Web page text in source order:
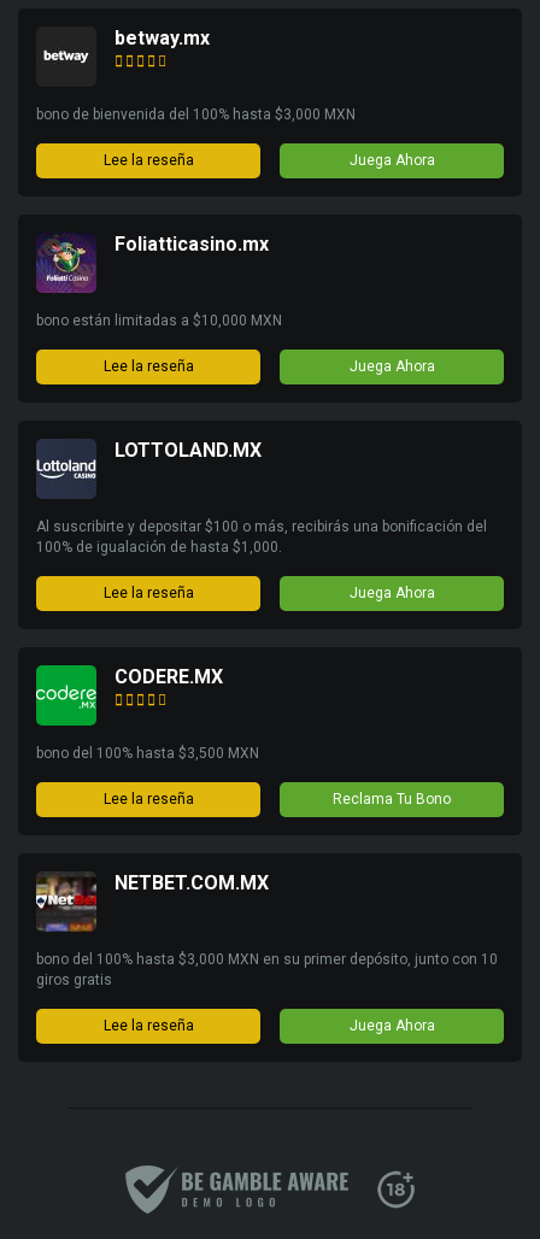
betway.mx
bono de bienvenida del 100% hasta $3,000 MXN
Lee la reseña Juega Ahora
Foliatticasino.mx
bono están limitadas a $10,000 MXN
Lee la reseña Juega Ahora
LOTTOLAND.MX
Al suscribirte y depositar $100 o más, recibirás una bonificación del
100% de igualación de hasta $1,000.
Lee la reseña Juega Ahora
CODERE.MX
bono del 100% hasta $3,500 MXN
Lee la reseña Reclama Tu Bono
NETBET.COM.MX
bono del 100% hasta $3,000 MXN en su primer depósito, junto con 10
giros gratis
Lee la reseña Juega Ahora